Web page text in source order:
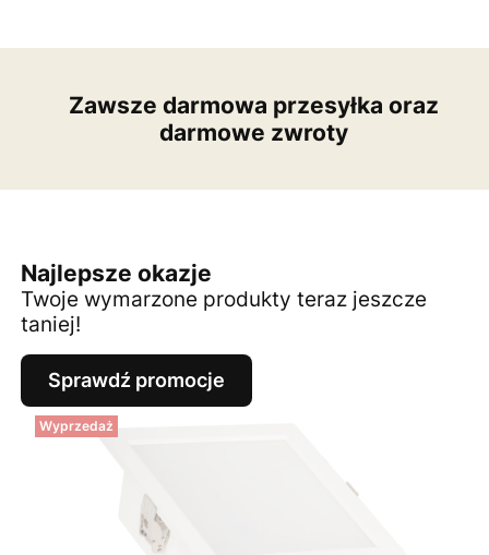
Zawsze darmowa przesyłka oraz
darmowe zwroty
Najlepsze okazje
Twoje wymarzone produkty teraz jeszcze
taniej!
Sprawdź promocje
Wyprzedaż